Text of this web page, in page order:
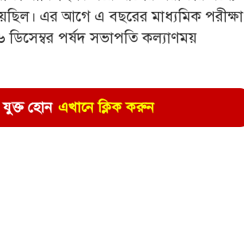
এর আগে এ বছরের মাধ্যমিক পরীক্ষা
পর্ষদ সভাপতি কল্যাণময়
হোন এখানে ক্লিক করুন